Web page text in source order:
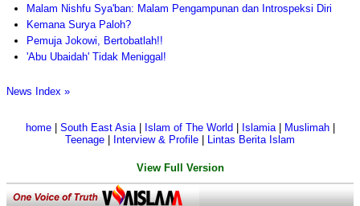
Malam Nishfu Sya'ban: Malam Pengampunan dan Introspeksi Diri
Kemana Surya Paloh?
Pemuja Jokowi, Bertobatlah!!
'Abu Ubaidah' Tidak Meniggal!
News Index »
home| South East Asia| Islam of The World Islamia| Muslimah|
Teenage
Interview & Profile Lintas Berita Islam
View Full Version